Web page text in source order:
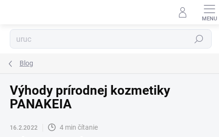
Hľadať
Blog
Výhody prírodnej kozmetiky
PANAKEIA
16.2.2022 4 min čítanie